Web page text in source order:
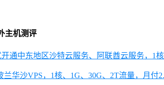
主机测评
通中东地区沙特云服务、阿联酋云服务，1
兰华沙VPS，1核、1G、30G、2T流量，月